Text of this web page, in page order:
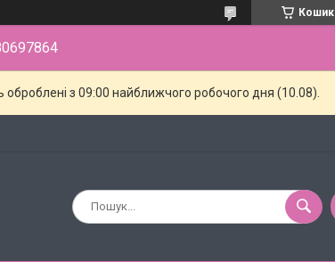
Кошик
з 09:00 найближчого робочого дня (10.08).